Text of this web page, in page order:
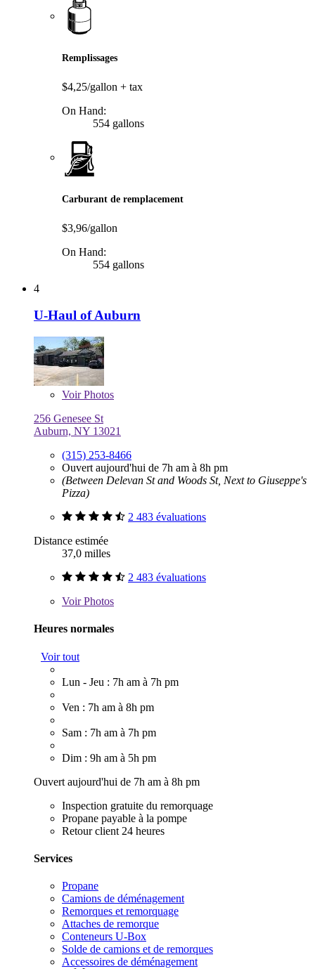
Remplissages
$4,25/gallon + tax
On Hand:
554 gallons
Carburant de remplacement
$3,96/gallon
On Hand:
554 gallons
4
U-Haul of Auburn
VoirPhotos
256 Genesee St
Auburn, NY 13021
(315) 253-8466
Ouvert aujourd'hui de 7h am à 8h pm
(Between Delevan St and Woods St, Next to Giuseppe's
Pizza)
2 483 évaluations
Distance estimée
37,0 milles
2 483 évaluations
VoirPhotos
Heures normales
Voir tout
Lun - Jeu : 7h am à 7h pm
Ven : 7h am à 8h pm
Sam : 7h am à 7h pm
Dim : 9h am à 5h pm
Ouvert aujourd'hui de 7h am à 8h pm
Inspection gratuite du remorquage
Propane payable à la pompe
Retour client 24 heures
Services
Propane
Camions de déménagement
Remorques et remorquage
Attaches de remorque
Conteneurs U-Box
Solde de camions et de remorques
Accessoires de déménagement